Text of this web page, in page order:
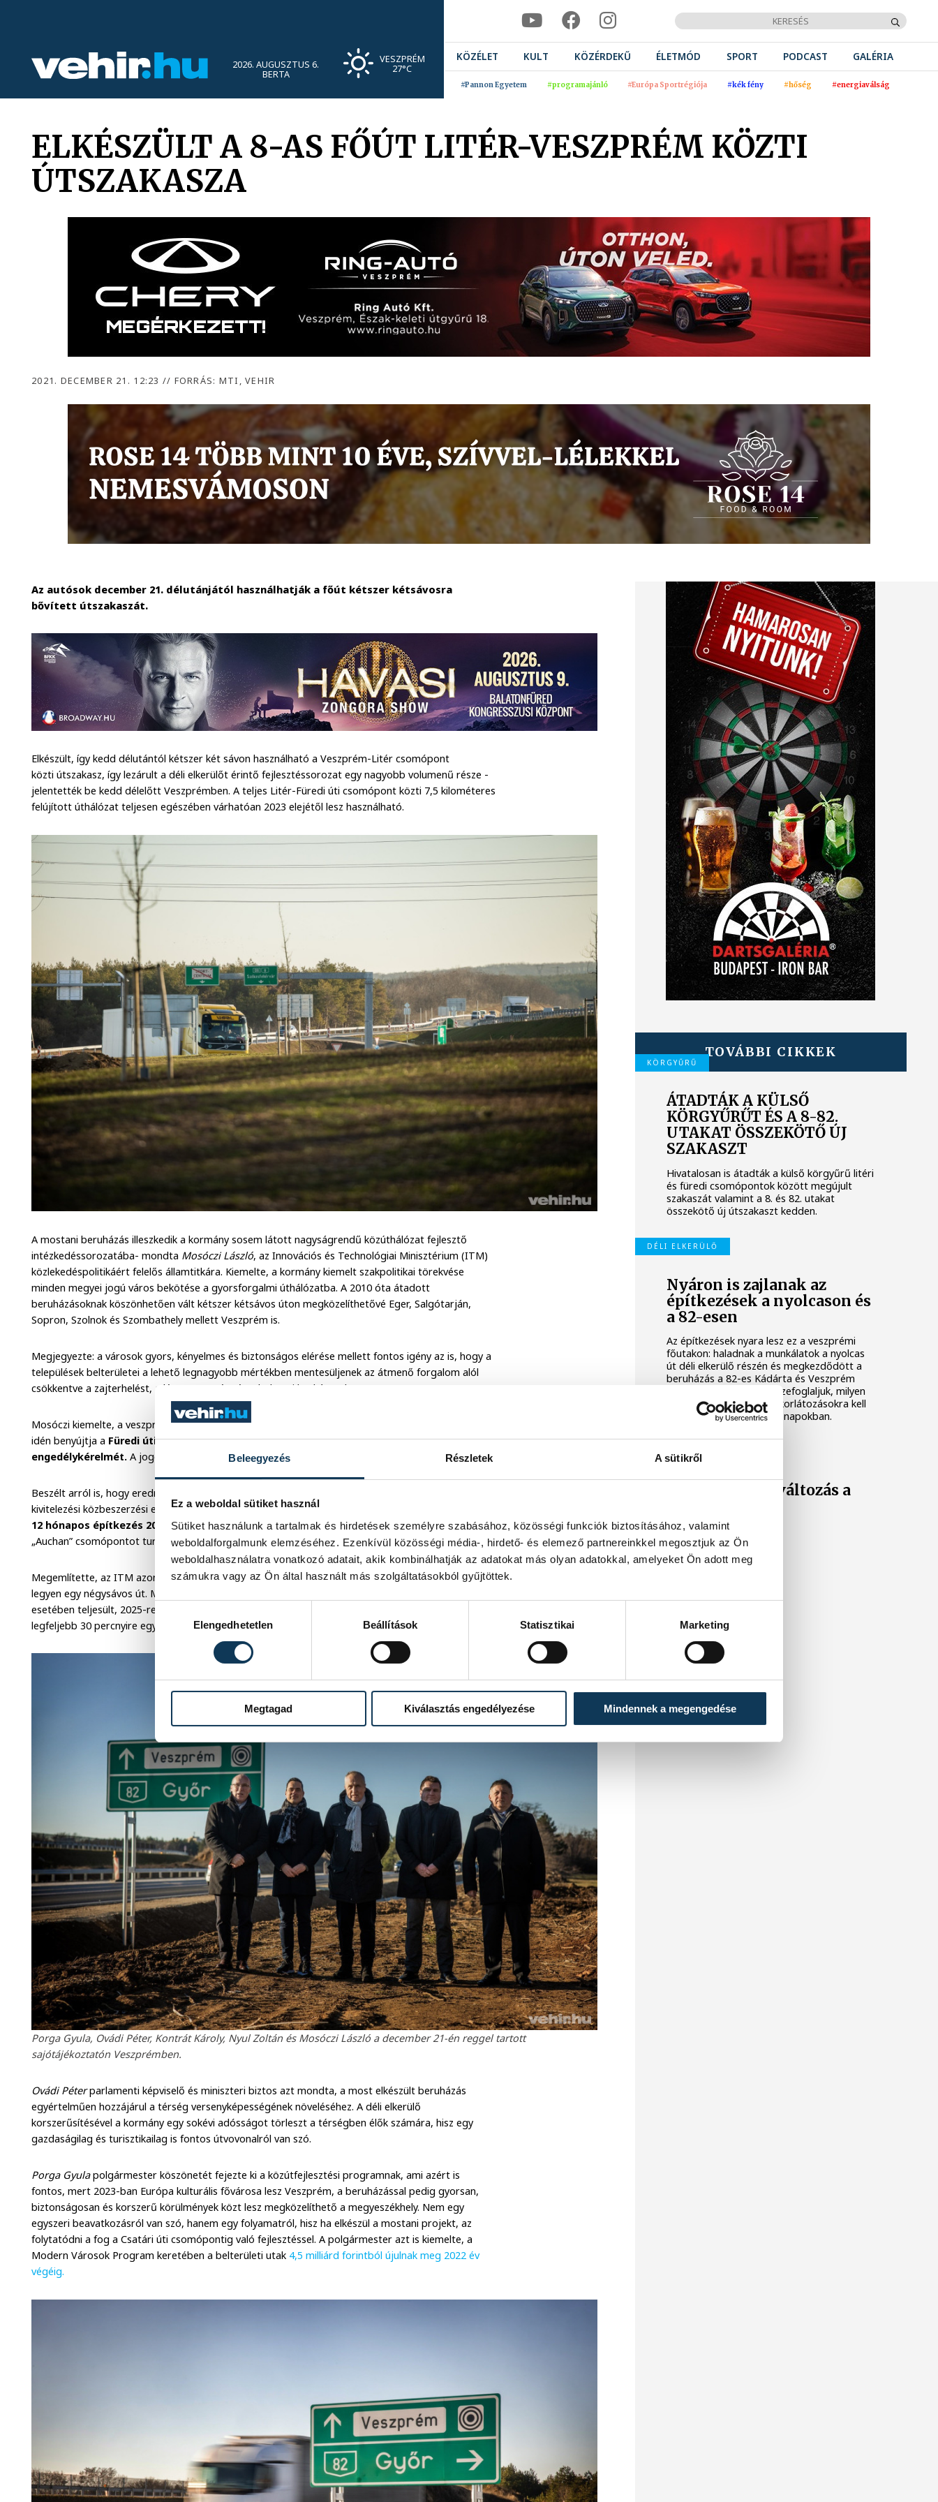
Beleegyezés Részletek A sütikről
Ez a weboldal sütiket használ
Sütiket használunk a tartalmak és hirdetések személyre szabásához, közösségi funkciók biztosításához, valamint
weboldalforgalmunk elemzéséhez. Ezenkívül közösségi média-, hirdető- és elemező partnereinkkel megosztjuk az Ön
weboldalhasználatra vonatkozó adatait, akik kombinálhatják az adatokat más olyan adatokkal, amelyeket Ön adott meg
számukra vagy az Ön által használt más szolgáltatásokból gyűjtöttek.
Hozzájárulás kiválasztása
Elengedhetetlen
Beállítások Statisztikai Marketing
Megtagad Kiválasztás engedélyezése Mindennek a megengedése
2026. AUGUSZTUS 6.
BERTA
VESZPRÉM
27°C
KÖZÉLET KULT KÖZÉRDEKŰ ÉLETMÓD SPORT PODCAST GALÉRIA
#Pannon Egyetem #programajánló #Európa Sportrégiója #kék fény #hőség #energiaválság
ELKÉSZÜLT A 8-AS FŐÚT LITÉR-VESZPRÉM KÖZTI
ÚTSZAKASZA
2021. DECEMBER 21. 12:23 // FORRÁS: MTI, VEHIR
Az autósok december 21. délutánjától használhatják a főút kétszer kétsávosra
bővített útszakaszát.
Elkészült, így kedd délutántól kétszer két sávon használható a Veszprém-Litér csomópont
közti útszakasz, így lezárult a déli elkerülőt érintő fejlesztéssorozat egy nagyobb volumenű része -
jelentették be kedd délelőtt Veszprémben. A teljes Litér-Füredi úti csomópont közti 7,5 kilométeres
felújított úthálózat teljesen egészében várhatóan 2023 elejétől lesz használható.
A mostani beruházás illeszkedik a kormány sosem látott nagyságrendű közúthálózat fejlesztő
intézkedéssorozatába- mondta Mosóczi László, az Innovációs és Technológiai Minisztérium (ITM)
közlekedéspolitikáért felelős államtitkára. Kiemelte, a kormány kiemelt szakpolitikai törekvése
minden megyei jogú város bekötése a gyorsforgalmi úthálózatba. A 2010 óta átadott
beruházásoknak köszönhetően vált kétszer kétsávos úton megközelíthetővé Eger, Salgótarján,
Sopron, Szolnok és Szombathely mellett Veszprém is.
Megjegyezte: a városok gyors, kényelmes és biztonságos elérése mellett fontos igény az is, hogy a
települések belterületei a lehető legnagyobb mértékben mentesüljenek az átmenő forgalom alól
csökkentve a zajterhelést, a légszennyezést és a baleseti kockázatokat.
Mosóczi kiemelte, a veszprémi beruházás ütemterv szerint halad, és a tervező várhatóan még az
idén benyújtja a Füredi úti csomópont Csatári elágazó közti szakaszának építési
engedélykérelmét. A jogerős kiviteli terv 2022 elejére rendelkezésre állhat.
Beszélt arról is, hogy eredményesen lezárult
kivitelezési közbeszerzési eljárása, a szerződést még idén megköthetik a nyertes vállalkozóval, így
12 hónapos építkezés 2022 elején megkezdődhet. Elmondta azt is, a Székesfehérvárnál lévő
„Auchan” csomópontot turbókörforgalommá való átalakítására is hamarosan sor kerül.
Megemlítette, az ITM azon dolgozik, hogy mielőbb bármely településről 30 percen belül elérhető
legyen egy négysávos út. Míg öt éve ez az elvárás a települések fele, és a lakosok háromnegyede
esetében teljesült, 2025-re a magyar települések háromnegyede, és tízből kilenc ember lesz
legfeljebb 30 percnyire egy négysávos úttól - mondta.
Porga Gyula, Ovádi Péter, Kontrát Károly, Nyul Zoltán és Mosóczi László a december 21-én reggel tartott
sajótájékoztatón Veszprémben.
Ovádi Péterparlamenti képviselő és miniszteri biztos azt mondta, a most elkészült beruházás
egyértelműen hozzájárul a térség versenyképességének növeléséhez. A déli elkerülő
korszerűsítésével a kormány egy sokévi adósságot törleszt a térségben élők számára, hisz egy
gazdaságilag és turisztikailag is fontos útvovonalról van szó.
Porga Gyulapolgármester köszönetét fejezte ki a közútfejlesztési programnak, ami azért is
fontos, mert 2023-ban Európa kulturális fővárosa lesz Veszprém, a beruházással pedig gyorsan,
biztonságosan és korszerű körülmények közt lesz megközelíthető a megyeszékhely. Nem egy
egyszeri beavatkozásról van szó, hanem egy folyamatról, hisz ha elkészül a mostani projekt, az
folytatódni a fog a Csatári úti csomópontig való fejlesztéssel. A polgármester azt is kiemelte, a
Modern Városok Program keretében a belterületi utak 4,5 milliárd forintból újulnak meg 2022 év
végéig.
TOVÁBBI CIKKEK
KÖRGYŰRŰ
ÁTADTÁK A KÜLSŐ
KÖRGYŰRŰT ÉS A 8-82.
UTAKAT ÖSSZEKÖTŐ ÚJ
SZAKASZT
Hivatalosan is átadták a külső körgyűrű litéri
és füredi csomópontok között megújult
szakaszát valamint a 8. és 82. utakat
összekötő új útszakaszt kedden.
DÉLI ELKERÜLŐ
Nyáron is zajlanak az
építkezések a nyolcason és
a 82-esen
Az építkezések nyara lesz ez a veszprémi
főutakon: haladnak a munkálatok a nyolcas
út déli elkerülő részén és megkezdődött a
beruházás a 82-es Kádárta és Veszprém
közötti szakaszán is. Összefoglaljuk, milyen
munkálatokra, forgalomkorlátozásokra kell
számítani a következő hónapokban.
Forgalmirend-változás a